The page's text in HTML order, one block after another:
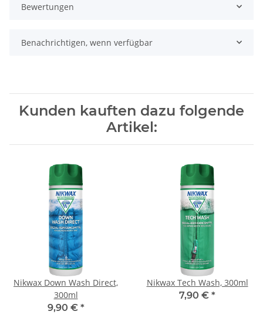
Bewertungen
Benachrichtigen, wenn verfügbar
Kunden kauften dazu folgende
Artikel:
Nikwax Down Wash Direct,
300ml
9,90 € *
Nikwax Tech Wash, 300ml
7,90 € *